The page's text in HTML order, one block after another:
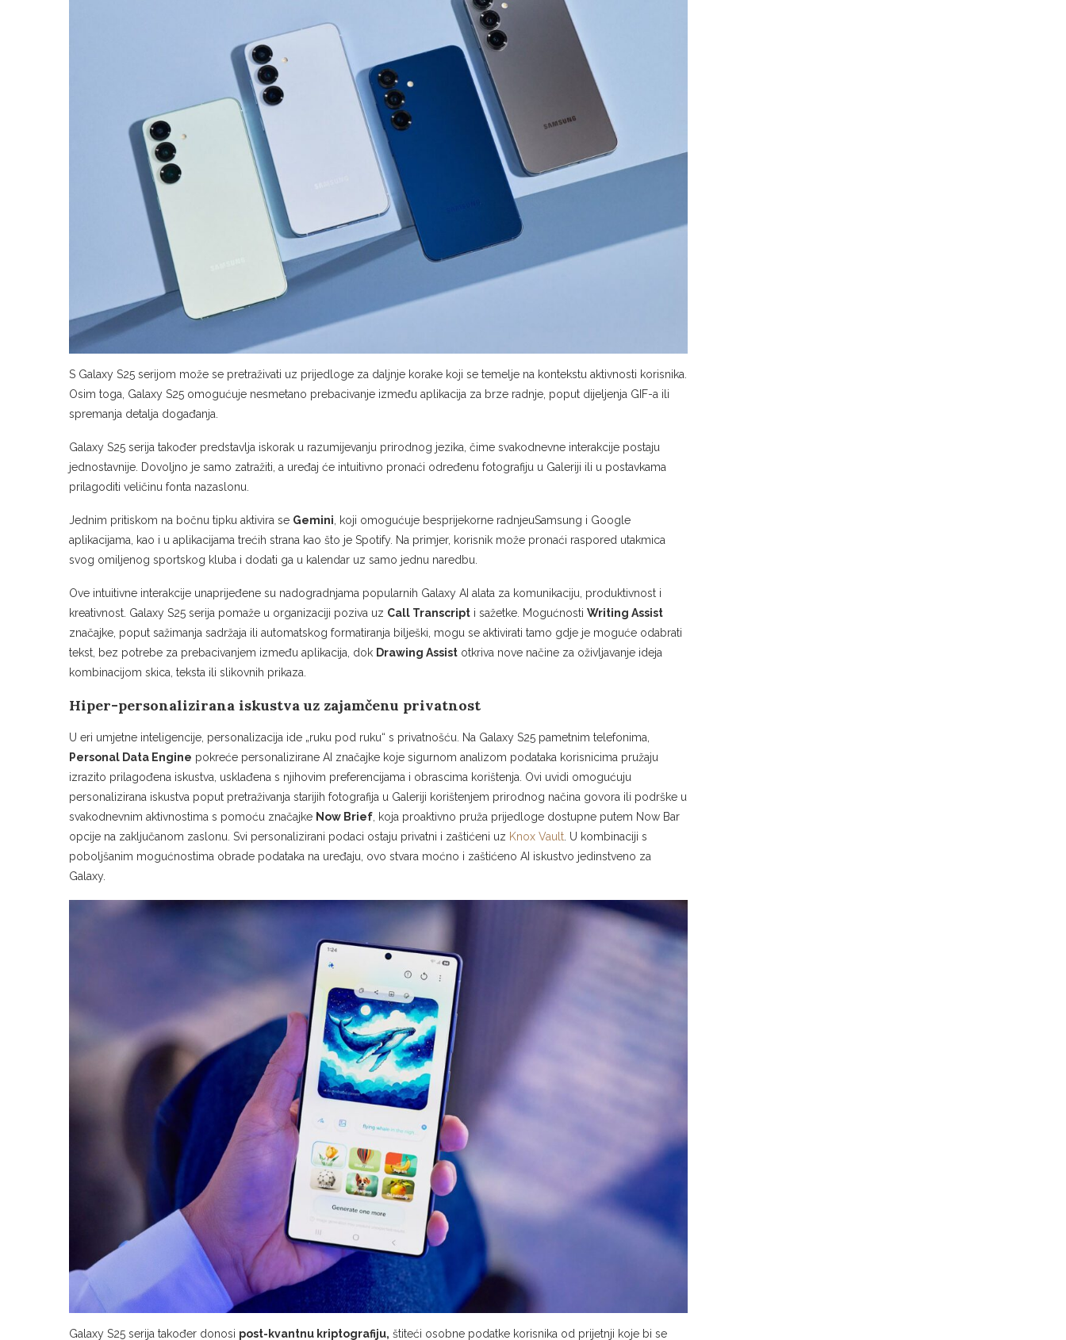
S Galaxy S25 serijom može se pretraživati uz prijedloge za daljnje korake koji se temelje na kontekstu aktivnosti korisnika.
Osim toga, Galaxy S25 omogućuje nesmetano prebacivanje između aplikacija za brze radnje, poput dijeljenja GIF-a ili
spremanja detalja događanja.
Galaxy S25 serija također predstavlja iskorak u razumijevanju prirodnog jezika, čime svakodnevne interakcije postaju
jednostavnije. Dovoljno je samo zatražiti, a uređaj će intuitivno pronaći određenu fotografiju u Galeriji ili u postavkama
prilagoditi veličinu fonta nazaslonu.
Jednim pritiskom na bočnu tipku aktivira se Gemini, koji omogućuje besprijekorne radnjeuSamsung i Google
aplikacijama, kao i u aplikacijama trećih strana kao što je Spotify. Na primjer, korisnik može pronaći raspored utakmica
svog omiljenog sportskog kluba i dodati ga u kalendar uz samo jednu naredbu.
Ove intuitivne interakcije unaprijeđene su nadogradnjama popularnih Galaxy AI alata za komunikaciju, produktivnost i
kreativnost. Galaxy S25 serija pomaže u organizaciji poziva uz Call Transcript i sažetke. Mogućnosti Writing Assist
značajke, poput sažimanja sadržaja ili automatskog formatiranja bilješki, mogu se aktivirati tamo gdje je moguće odabrati
tekst, bez potrebe za prebacivanjem između aplikacija, dok Drawing Assist otkriva nove načine za oživljavanje ideja
kombinacijom skica, teksta ili slikovnih prikaza.
Hiper-personalizirana iskustva uz zajamčenu privatnost
U eri umjetne inteligencije, personalizacija ide „ruku pod ruku“ s privatnošću. Na Galaxy S25 pametnim telefonima,
Personal Data Engine pokreće personalizirane AI značajke koje sigurnom analizom podataka korisnicima pružaju
izrazito prilagođena iskustva, usklađena s njihovim preferencijama i obrascima korištenja. Ovi uvidi omogućuju
personalizirana iskustva poput pretraživanja starijih fotografija u Galeriji korištenjem prirodnog načina govora ili podrške u
svakodnevnim aktivnostima s pomoću značajke Now Brief, koja proaktivno pruža prijedloge dostupne putem Now Bar
opcije na zaključanom zaslonu. Svi personalizirani podaci ostaju privatni i zaštićeni uz Knox Vault. U kombinaciji s
poboljšanim mogućnostima obrade podataka na uređaju, ovo stvara moćno i zaštićeno AI iskustvo jedinstveno za
Galaxy.
Galaxy S25 serija također donosi post-kvantnu kriptografiju, štiteći osobne podatke korisnika od prijetnji koje bi se